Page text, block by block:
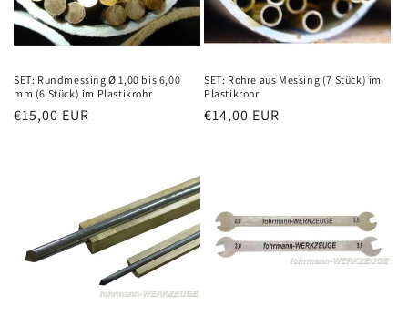
SET: Rundmessing Ø 1,00 bis 6,00
mm (6 Stück) im Plastikrohr
Normaler
€15,00 EUR
SET: Rohre aus Messing (7 Stück) im
Plastikrohr
Normaler
€14,00 EUR